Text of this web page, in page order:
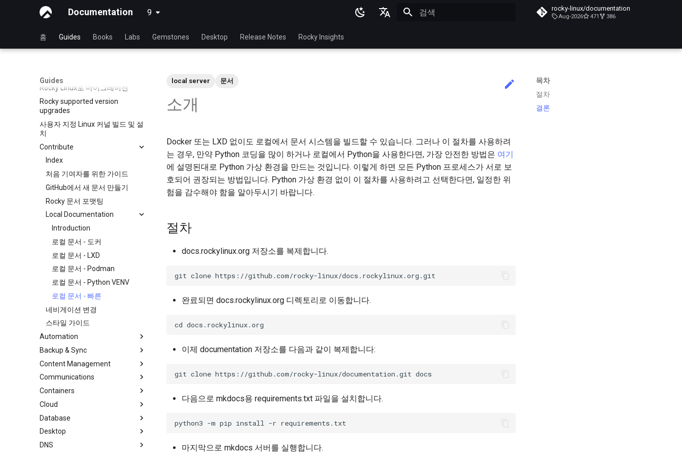
Documentation 9 latest
日本語
한국어
简体中文
rocky-linux/documentation
Aug-2026 471 386
홈 Guides Books Labs Gemstones Desktop Release Notes Rocky Insights
Guides
Rocky Linux로 마이그레이션
Rocky supported version
upgrades
사용자 지정 Linux 커널 빌드 및 설
치
Contribute
Index
처음 기여자를 위한 가이드
GitHub에서 새 문서 만들기
Rocky 문서 포맷팅
Local Documentation
Introduction
로컬 문서 - 도커
로컬 문서 - LXD
로컬 문서 - Podman
로컬 문서 - Python VENV
로컬 문서 - 빠른
네비게이션 변경
스타일 가이드
Automation
anacron - 명령 자동화
cron - 명령 자동화
cronie - 타이밍 작업
OliveTin
자동 템플릿 생성 - Packer -
Ansible - VMware vSphere
Backup & Sync
dump and restore command
미러링 솔루션 - lsyncd
백업 솔루션 - rsnapshot
rsync와 동기화
tar command
Content Management
Chyrp Lite
Nextcloud를 사용하는 클라우드
서버
도쿠 위키
WordPress on LAMP
Communications
Asterisk 설치
Containers
LXD Server
LXD 초보자 가이드 - 다중 서버
Podman의 Nextcloud
Podman
Cloud
Migration to New Azure
Images
Database
MariaDB 데이터베이스 서버
Desktop
KDE 설치
DNS
목차
절차
결론
local server 문서
소개
Docker 또는 LXD 없이도 로컬에서 문서 시스템을 빌드할 수 있습니다. 그러나 이 절차를 사용하려
는 경우, 만약 Python 코딩을 많이 하거나 로컬에서 Python을 사용한다면, 가장 안전한 방법은 여기
에 설명된대로 Python 가상 환경을 만드는 것입니다. 이렇게 하면 모든 Python 프로세스가 서로 보
호되어 권장되는 방법입니다. Python 가상 환경 없이 이 절차를 사용하려고 선택한다면, 일정한 위
험을 감수해야 함을 알아두시기 바랍니다.
절차
docs.rockylinux.org 저장소를 복제합니다.
완료되면 docs.rockylinux.org 디렉토리로 이동합니다.
이제 documentation 저장소를 다음과 같이 복제합니다:
다음으로 mkdocs용 requirements.txt 파일을 설치합니다.
마지막으로 mkdocs 서버를 실행합니다.